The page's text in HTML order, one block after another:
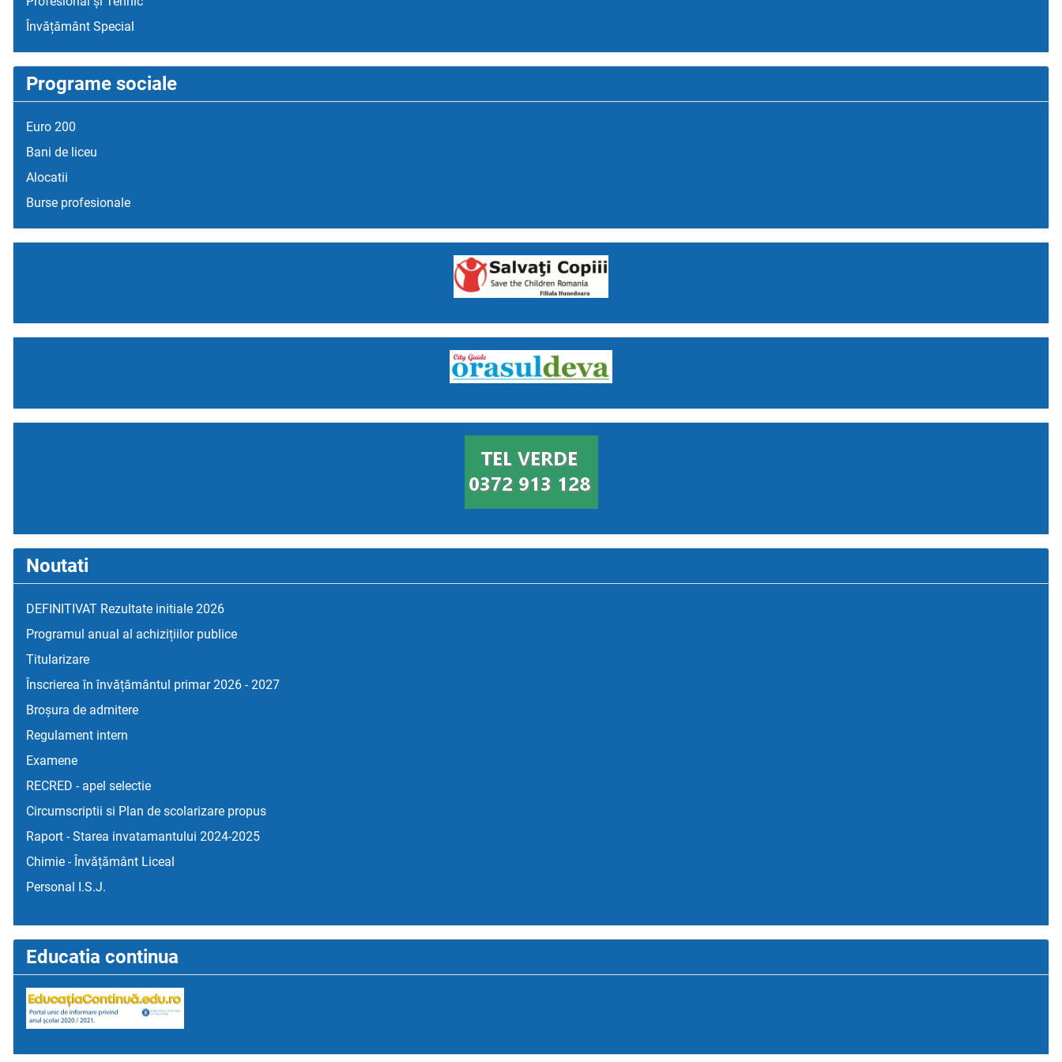
Învățământ Special
Programe sociale
Euro 200
Bani de liceu
Alocatii
Burse profesionale
Noutati
DEFINITIVAT Rezultate initiale 2026
Programul anual al achizițiilor publice
Titularizare
Înscrierea în învățământul primar 2026 - 2027
Broșura de admitere
Regulament intern
Examene
RECRED - apel selectie
Circumscriptii si Plan de scolarizare propus
Raport - Starea invatamantului 2024-2025
Chimie - Învățământ Liceal
Personal I.S.J.
Educatia continua